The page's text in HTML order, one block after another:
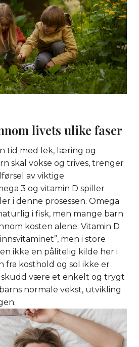
livets ulike faser
tid med lek, læring og
skal vokse og trives, trenger
av viktige
3 og vitamin D spiller
i denne prosessen. Omega
i fisk, men mange barn
kosten alene. Vitamin D
men i store
ikke en pålitelig kilde her i
fra kosthold og sol ikke er
være et enkelt og trygt
normale vekst, utvikling